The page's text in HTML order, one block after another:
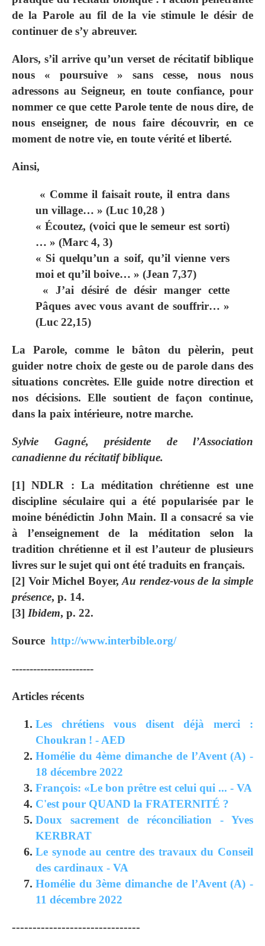
de la Parole au fil de la vie stimule le désir de
continuer de s’y abreuver.
Alors, s’il arrive qu’un verset de récitatif biblique
nous « poursuive » sans cesse, nous nous
adressons au Seigneur, en toute confiance, pour
nommer ce que cette Parole tente de nous dire, de
nous enseigner, de nous faire découvrir, en ce
moment de notre vie, en toute vérité et liberté.
Ainsi,
« Comme il faisait route, il entra dans
un village… » (Luc 10,28 )
« Écoutez, (voici que le semeur est sorti)
… » (Marc 4, 3)
« Si quelqu’un a soif, qu’il vienne vers
moi et qu’il boive… » (Jean 7,37)
« J’ai désiré de désir manger cette
Pâques avec vous avant de souffrir… »
(Luc 22,15)
La Parole, comme le bâton du pèlerin, peut
guider notre choix de geste ou de parole dans des
situations concrètes. Elle guide notre direction et
nos décisions. Elle soutient de façon continue,
dans la paix intérieure, notre marche.
Sylvie Gagné, présidente de l’Association
canadienne du récitatif biblique.
[1] NDLR : La méditation chrétienne est une
discipline séculaire qui a été popularisée par le
moine bénédictin John Main. Il a consacré sa vie
à l’enseignement de la méditation selon la
tradition chrétienne et il est l’auteur de plusieurs
livres sur le sujet qui ont été traduits en français.
[2] Voir Michel Boyer, Au rendez-vous de la simple
présence, p. 14.
[3] Ibidem, p. 22.
Source http://www.interbible.org/
-----------------------
Articles récents
Les chrétiens vous disent déjà merci :
Choukran ! - AED
Homélie du 4ème dimanche de l’Avent (A) -
18 décembre 2022
François: «Le bon prêtre est celui qui ... - VA
C'est pour QUAND la FRATERNITÉ ?
Doux sacrement de réconciliation - Yves
KERBRAT
Le synode au centre des travaux du Conseil
des cardinaux - VA
Homélie du 3ème dimanche de l’Avent (A) -
11 décembre 2022
-------------------------------